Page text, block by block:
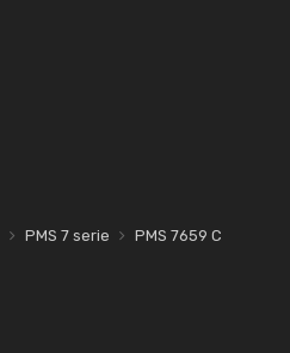
PMS 7 serie PMS 7659 C